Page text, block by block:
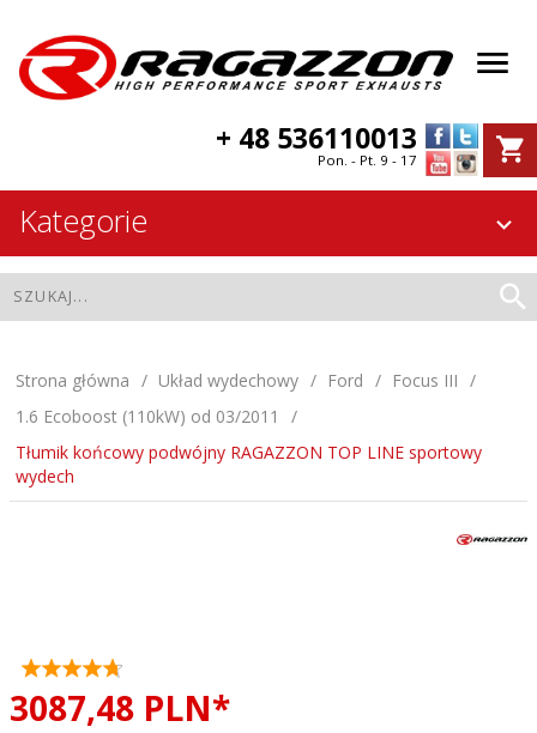
+ 48 536110013
Pon. - Pt. 9 - 17
Kategorie
Strona główna Układ wydechowy Ford
Focus III
1.6 Ecoboost (110kW) od 03/2011
Tłumik końcowy podwójny RAGAZZON TOP LINE sportowy
wydech
3087,48 PLN*